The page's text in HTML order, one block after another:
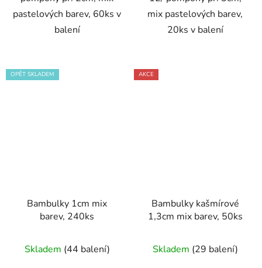
pastelových barev, 60ks v
balení
mix pastelových barev,
20ks v balení
OPĚT SKLADEM
Bambulky 1cm mix
barev, 240ks
Skladem (44 balení)
AKCE
Bambulky kašmírové
1,3cm mix barev, 50ks
Skladem (29 balení)